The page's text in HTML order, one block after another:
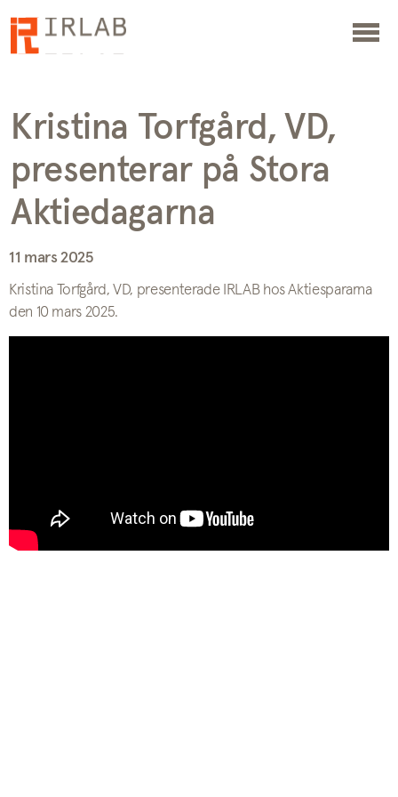
Kristina Torfgård, VD,
presenterar på Stora
Aktiedagarna
11 mars 2025
Kristina Torfgård, VD, presenterade IRLAB hos Aktiespararna
den 10 mars 2025.